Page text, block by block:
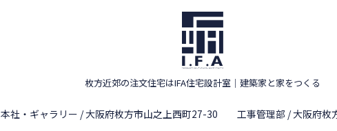
枚方近郊の注文住宅はIFA住宅設計室 ｜ 建築家と家をつくる
本社・ギャラリー / 大阪府枚方市山之上西町27-30 工事管理部 / 大阪府枚